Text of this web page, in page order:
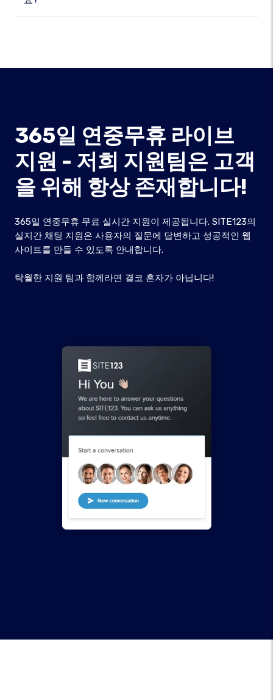
365일 연중무휴 라이브
지원 - 저희 지원팀은 고객
을 위해 항상 존재합니다!
365일 연중무휴 무료 실시간 지원이 제공됩니다. SITE123의
실지간 채팅 지원은 사용자의 질문에 답변하고 성공적인 웹
사이트를 만들 수 있도록 안내합니다.
탁월한 지원 팀과 함께라면 결코 혼자가 아닙니다!